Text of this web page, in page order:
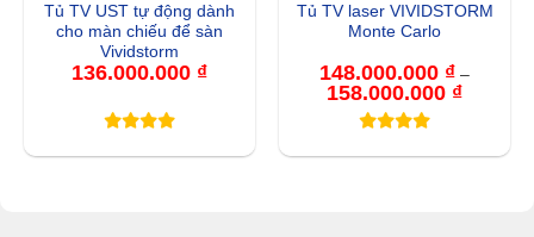
Tủ TV UST tự động dành
cho màn chiếu để sàn
Vividstorm
136.000.000 ₫
Tủ TV laser VIVIDSTORM
Monte Carlo
148.000.000 ₫ –
158.000.000 ₫Khoảng